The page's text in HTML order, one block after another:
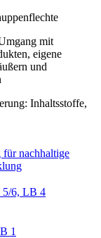
mit
eigene
und
Inhaltsstoffe,
nachhaltige
6, LB 4
1